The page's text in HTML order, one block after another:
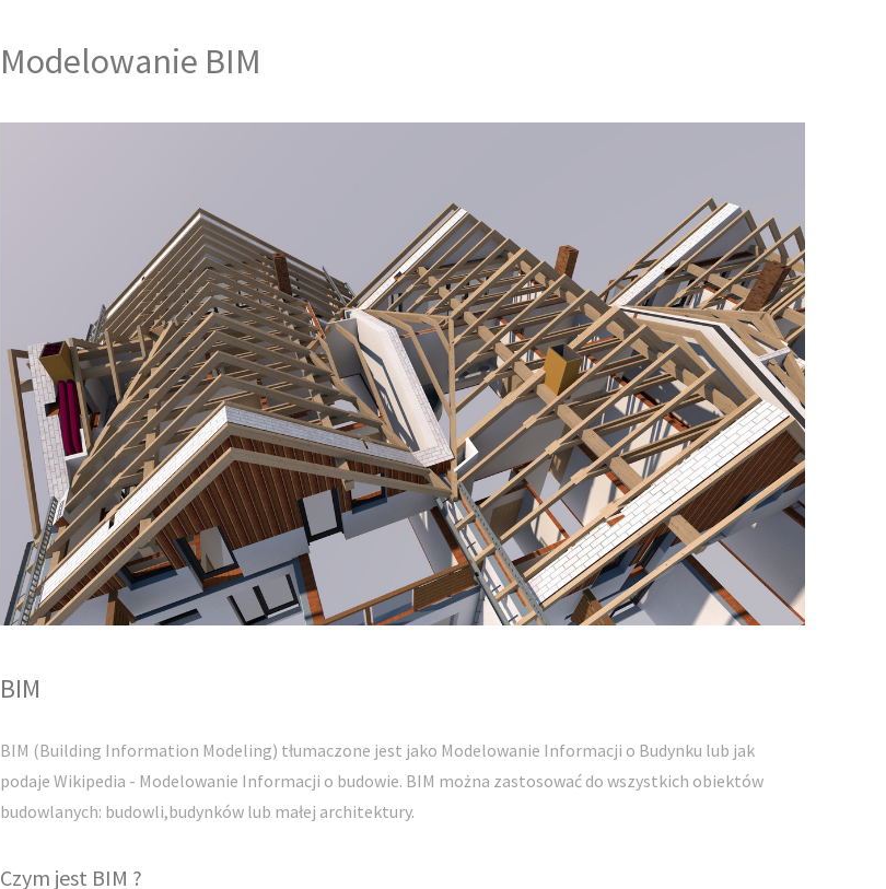
Modelowanie BIM
BIM
BIM (Building Information Modeling) tłumaczone jest jako Modelowanie Informacji o Budynku lub jak
podaje Wikipedia - Modelowanie Informacji o budowie. BIM można zastosować do wszystkich obiektów
budowlanych: budowli,budynków lub małej architektury.
Czym jest BIM ?